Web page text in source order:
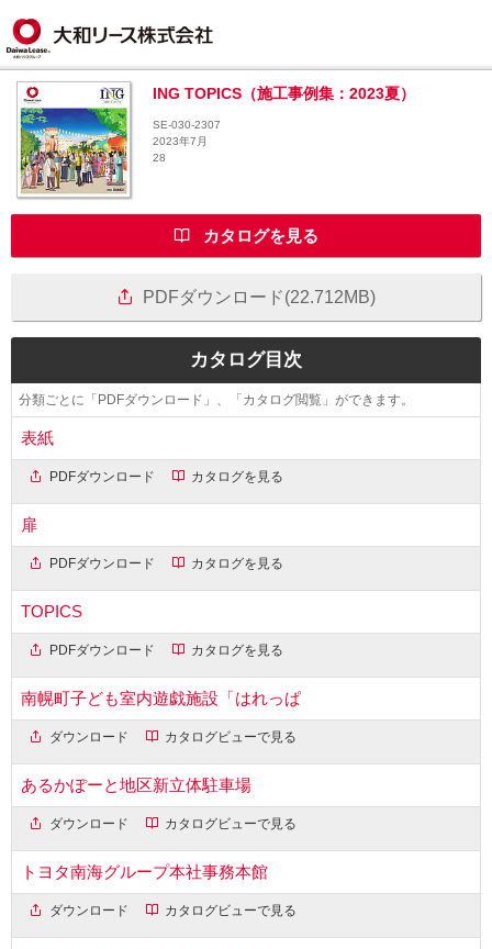
ING TOPICS（施工事例集：2023夏）
SE-030-2307
2023年7月
28
カタログを見る
PDFダウンロード(22.712MB)
カタログ目次
分類ごとに「PDFダウンロード」、「カタログ閲覧」ができます。
表紙
PDFダウンロード カタログを見る
扉
PDFダウンロード カタログを見る
TOPICS
PDFダウンロード カタログを見る
南幌町子ども室内遊戯施設「はれっぱ
ダウンロード カタログビューで見る
あるかぽーと地区新立体駐車場
ダウンロード カタログビューで見る
トヨタ南海グループ本社事務本館
ダウンロード カタログビューで見る